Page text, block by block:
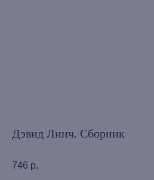
Дэвид Линч. Сборник
746 р.